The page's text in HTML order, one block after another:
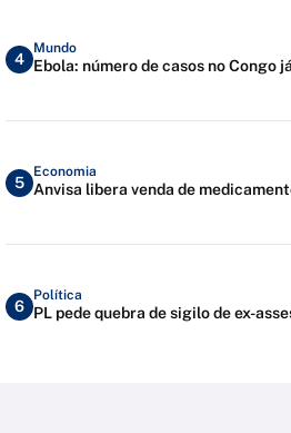
4
Mundo
Ebola: número de casos no Congo
5
Economia
Anvisa libera venda de
6
Política
PL pede quebra de sigilo de ex-